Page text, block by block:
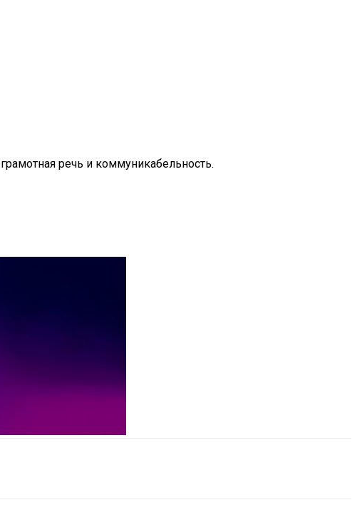
речь и коммуникабельность.